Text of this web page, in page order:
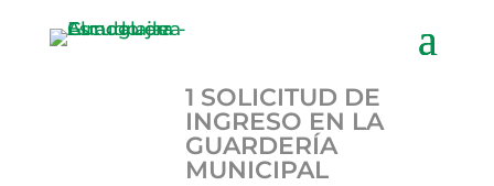
1 SOLICITUD DE
INGRESO EN LA
GUARDERÍA
MUNICIPAL